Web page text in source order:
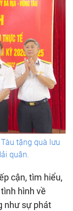
tặng quà lưu
quân.
cận, tìm hiểu,
hình về
như sự phát